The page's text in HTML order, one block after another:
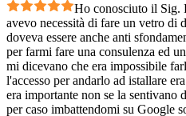
Ho conosciuto il Sig.
avevo necessità di fare un vetro di
doveva essere anche anti
per farmi fare una consulenza ed
mi dicevano che era impossibile
l'accesso per andarlo ad istallare
era importante non se la
per caso imbattendomi su Google